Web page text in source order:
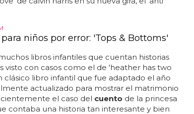
niños por error: 'Tops & Bottoms'
libros infantiles que cuentan historias
visto con casos como el de 'heather has two
clásico libro infantil que fue adaptado el año
actualizado para mostrar el matrimonio
el caso del cuento de la princesa
contaba una historia tan interesante y bien